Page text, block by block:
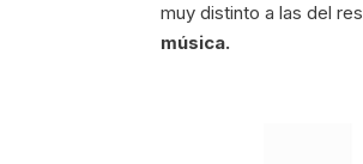
muy distinto a las del
música.